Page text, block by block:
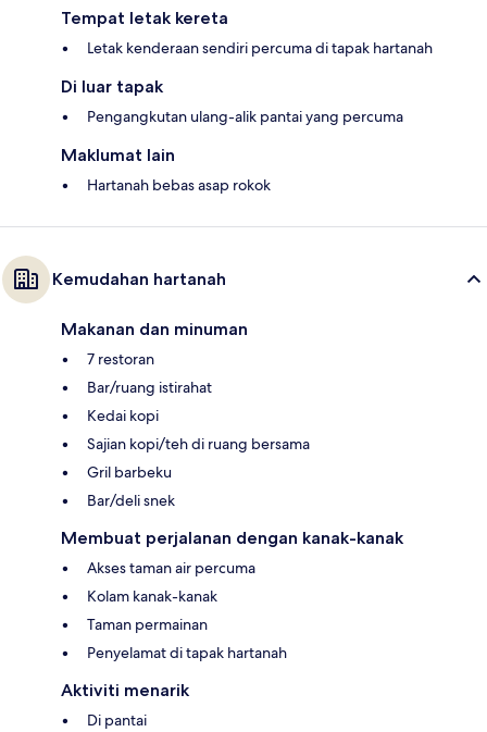
Tempat letak kereta
Letak kenderaan sendiri percuma di tapak hartanah
Di luar tapak
Pengangkutan ulang-alik pantai yang percuma
Maklumat lain
Hartanah bebas asap rokok
Kemudahan hartanah
Makanan dan minuman
7 restoran
Bar/ruang istirahat
Kedai kopi
Sajian kopi/teh di ruang bersama
Gril barbeku
Bar/deli snek
Membuat perjalanan dengan kanak-kanak
Akses taman air percuma
Kolam kanak-kanak
Taman permainan
Penyelamat di tapak hartanah
Aktiviti menarik
Di pantai